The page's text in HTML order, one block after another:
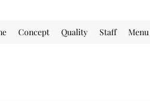
Concept Quality Staff Menu